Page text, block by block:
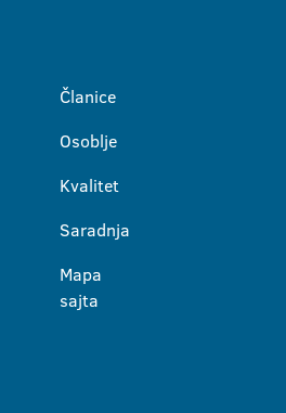
Članice
Osoblje
Kvalitet
Saradnja
Mapa
sajta